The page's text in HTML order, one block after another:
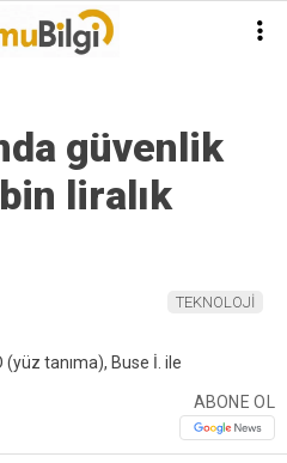
güvenlik
liralık
TEKNOLOJİ
ABONE OL